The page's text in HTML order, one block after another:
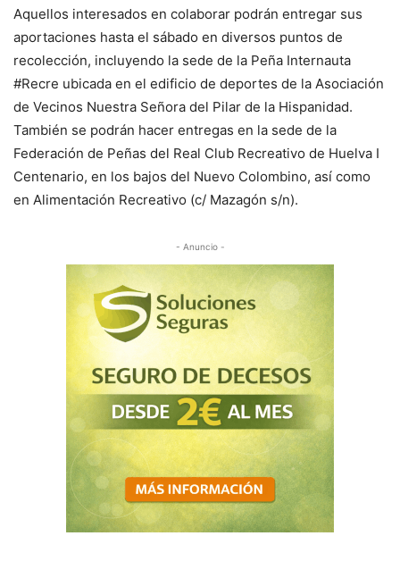
Aquellos interesados en colaborar podrán entregar sus
aportaciones hasta el sábado en diversos puntos de
recolección, incluyendo la sede de la Peña Internauta
#Recre ubicada en el edificio de deportes de la Asociación
de Vecinos Nuestra Señora del Pilar de la Hispanidad.
También se podrán hacer entregas en la sede de la
Federación de Peñas del Real Club Recreativo de Huelva I
Centenario, en los bajos del Nuevo Colombino, así como
en Alimentación Recreativo (c/ Mazagón s/n).
- Anuncio -